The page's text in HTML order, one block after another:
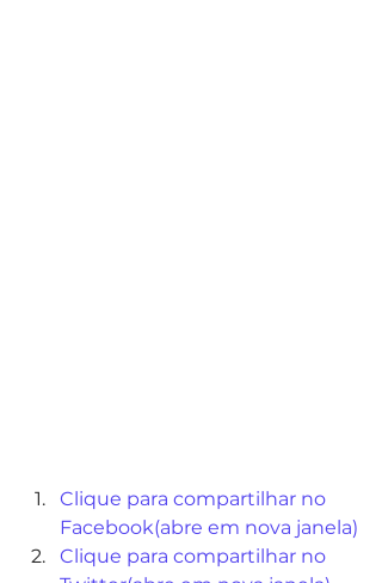
Clique para compartilhar no
Facebook(abre em nova janela)
Clique para compartilhar no